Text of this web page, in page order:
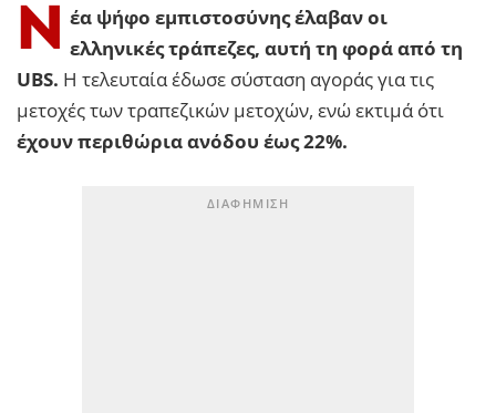
N
έα ψήφο εμπιστοσύνης έλαβαν οι
ελληνικές τράπεζες, αυτή τη φορά από τη
UBS. H τελευταία έδωσε σύσταση αγοράς για τις
μετοχές των τραπεζικών μετοχών, ενώ εκτιμά ότι
έχουν περιθώρια ανόδου έως 22%.